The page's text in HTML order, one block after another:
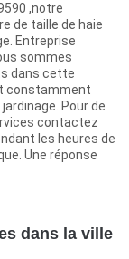
,notre
de taille de haie
Entreprise
sommes
dans cette
constamment
Pour de
contactez
les heures de
Une réponse
dans la ville